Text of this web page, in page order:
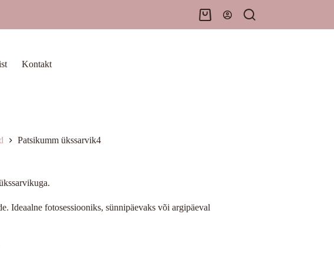
Shopping
cart
Kontakt
Patsikumm ükssarvik4
Ideaalne fotosessiooniks, sünnipäevaks või argipäeval